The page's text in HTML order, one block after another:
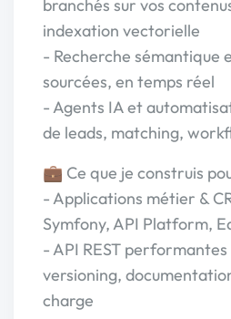
branchés sur vos
indexation vectorielle
- Recherche sémantique
sourcées, en temps réel
- Agents IA et
de leads, matching,
💼 Ce que je construis
- Applications métier &
Symfony, API Platform,
- API REST
versioning,
charge